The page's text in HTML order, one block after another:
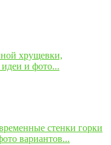
хрущевки,
и фото...
стенки горки
вариантов...